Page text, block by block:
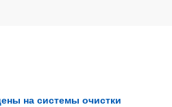
на системы очистки